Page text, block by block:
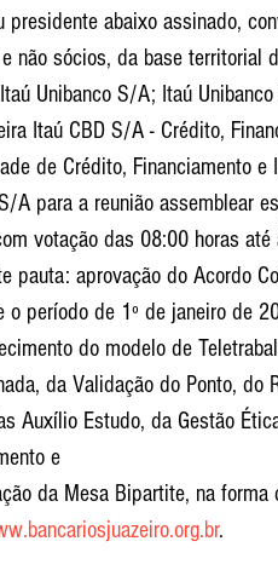
presidente abaixo assinado,
não sócios, da base territorial
Unibanco S/A; Itaú
Itaú CBD S/A - Crédito,
de Crédito, Financiamento
A para a reunião assemblear
votação das 08:00 horas
pauta: aprovação do Acordo
o período de 1º de janeiro de
do modelo de
da Validação do Ponto, do
Auxílio Estudo, da Gestão
e
da Mesa Bipartite, na forma
.